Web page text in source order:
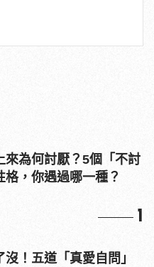
來為何討厭？5個「不討
格，你遇過哪一種？
1
！五道「真愛自問」